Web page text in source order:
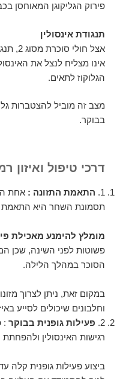
פירוק הגליקוגן המאוחסן
תנגודת אינסולין
אצל
אינו מצליח לנצל את
הגלוקוז לתאים.
מצב זה מוביל להצטברות
בבוקר.
דרכי טיפול ואיזון
1. התאמת התזונה : אחת
תסמונת השחר היא התאמת
מומלץ להימנע מאכילת
פשוטות לפני השינה, שכן
הסוכר במהלך הלילה.
במקום זאת, ניתן לצרוך
וחלבונים שיכולים לסייע
2. פעילות גופנית בבוקר :
רגישות האינסולין
ביצוע פעילות גופנית קלה